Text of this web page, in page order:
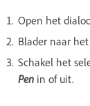
Open het
Blader naar
Schakel het
Pen in of uit.